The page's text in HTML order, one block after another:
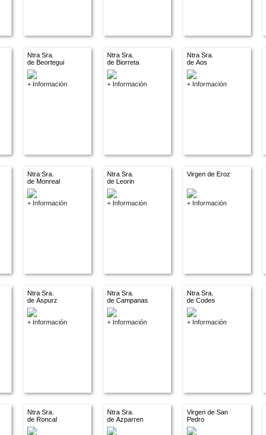
Ntra Sra.
de Beortegui
+ Información
Ntra Sra.
de Biorreta
+ Información
Ntra Sra.
de Aos
+ Información
Ntra Sra.
de Monreal
+ Información
Ntra Sra.
de Leorin
+ Información
Virgen de Eroz
+ Información
Ntra Sra.
de Aspurz
+ Información
Ntra Sra.
de Campanas
+ Información
Ntra Sra.
de Codes
+ Información
Ntra Sra.
de Roncal
Ntra Sra.
de Azparren
Virgen de San
Pedro